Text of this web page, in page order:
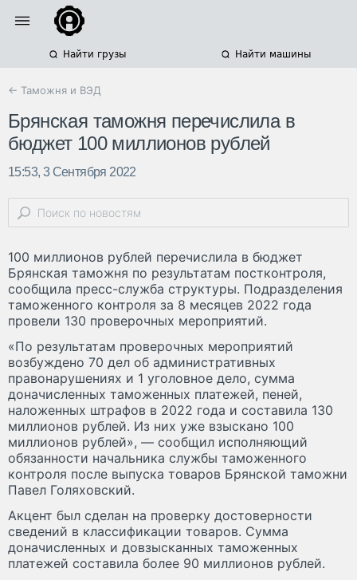
Найти грузы Найти машины
← Таможня и ВЭД
Брянская таможня перечислила в
бюджет 100 миллионов рублей
15:53, 3 Сентября 2022
100 миллионов рублей перечислила в бюджет
Брянская таможня по результатам постконтроля,
сообщила пресс-служба структуры. Подразделения
таможенного контроля за 8 месяцев 2022 года
провели 130 проверочных мероприятий.
«По результатам проверочных мероприятий
возбуждено 70 дел об административных
правонарушениях и 1 уголовное дело, сумма
доначисленных таможенных платежей, пеней,
наложенных штрафов в 2022 года и составила 130
миллионов рублей. Из них уже взыскано 100
миллионов рублей», — сообщил исполняющий
обязанности начальника службы таможенного
контроля после выпуска товаров Брянской таможни
Павел Голяховский.
Акцент был сделан на проверку достоверности
сведений в классификации товаров. Сумма
доначисленных и довзысканных таможенных
платежей составила более 90 миллионов рублей.